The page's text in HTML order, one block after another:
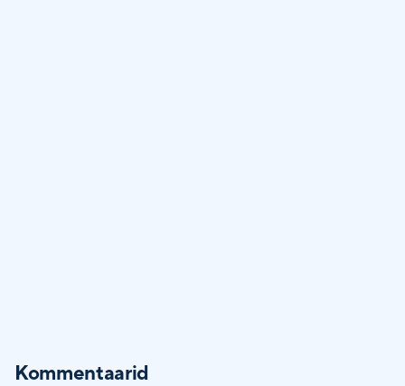
Kommentaarid